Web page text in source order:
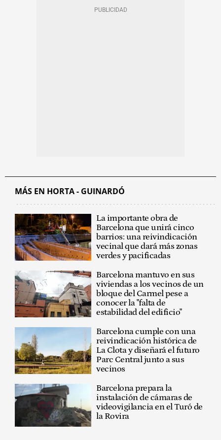
MÁS EN HORTA - GUINARDÓ
La importante obra de
Barcelona que unirá cinco
barrios: una reivindicación
vecinal que dará más zonas
verdes y pacificadas
Barcelona mantuvo en sus
viviendas a los vecinos de un
bloque del Carmel pese a
conocer la "falta de
estabilidad del edificio"
Barcelona cumple con una
reivindicación histórica de
La Clota y diseñará el futuro
Parc Central junto a sus
vecinos
Barcelona prepara la
instalación de cámaras de
videovigilancia en el Turó de
la Rovira